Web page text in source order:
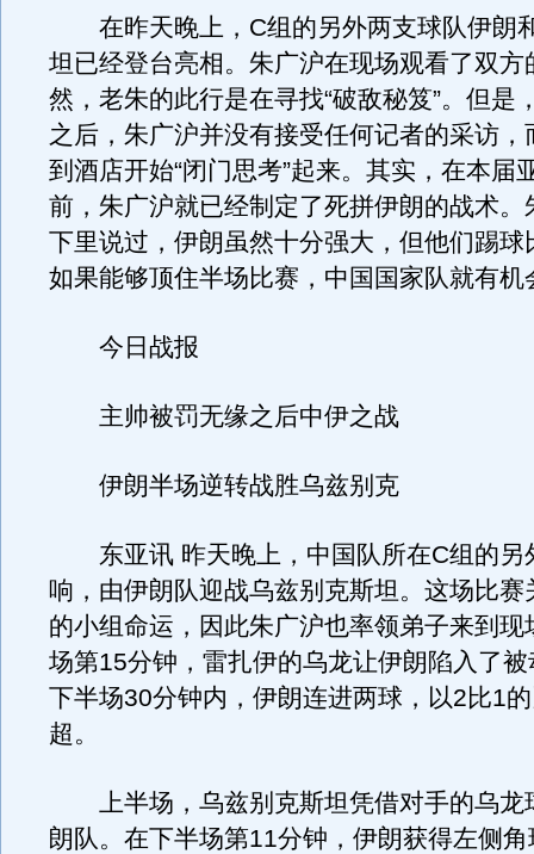
在昨天晚上，C组的另外两支球队伊朗
坦已经登台亮相。朱广沪在现场观看了双方
然，老朱的此行是在寻找“破敌秘笈”。但是
之后，朱广沪并没有接受任何记者的采访，
到酒店开始“闭门思考”起来。其实，在本届
前，朱广沪就已经制定了死拼伊朗的战术。
下里说过，伊朗虽然十分强大，但他们踢球
如果能够顶住半场比赛，中国国家队就有机
今日战报
主帅被罚无缘之后中伊之战
伊朗半场逆转战胜乌兹别克
东亚讯 昨天晚上，中国队所在C组的另
响，由伊朗队迎战乌兹别克斯坦。这场比赛
的小组命运，因此朱广沪也率领弟子来到现
场第15分钟，雷扎伊的乌龙让伊朗陷入了
下半场30分钟内，伊朗连进两球，以2比1
超。
上半场，乌兹别克斯坦凭借对手的乌龙
朗队。在下半场第11分钟，伊朗获得左侧